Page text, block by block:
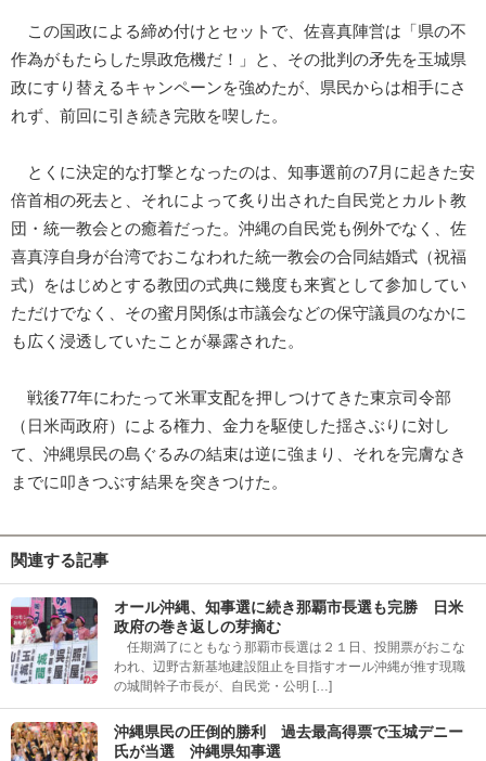
この国政による締め付けとセットで、佐喜真陣営は「県の不
作為がもたらした県政危機だ！」と、その批判の矛先を玉城県
政にすり替えるキャンペーンを強めたが、県民からは相手にさ
れず、前回に引き続き完敗を喫した。
とくに決定的な打撃となったのは、知事選前の7月に起きた安
倍首相の死去と、それによって炙り出された自民党とカルト教
団・統一教会との癒着だった。沖縄の自民党も例外でなく、佐
喜真淳自身が台湾でおこなわれた統一教会の合同結婚式（祝福
式）をはじめとする教団の式典に幾度も来賓として参加してい
ただけでなく、その蜜月関係は市議会などの保守議員のなかに
も広く浸透していたことが暴露された。
戦後77年にわたって米軍支配を押しつけてきた東京司令部
（日米両政府）による権力、金力を駆使した揺さぶりに対し
て、沖縄県民の島ぐるみの結束は逆に強まり、それを完膚なき
までに叩きつぶす結果を突きつけた。
関連する記事
オール沖縄、知事選に続き那覇市長選も完勝 日米
政府の巻き返しの芽摘む
任期満了にともなう那覇市長選は２１日、投開票がおこな
われ、辺野古新基地建設阻止を目指すオール沖縄が推す現職
の城間幹子市長が、自民党・公明 […]
沖縄県民の圧倒的勝利 過去最高得票で玉城デニー
氏が当選 沖縄県知事選